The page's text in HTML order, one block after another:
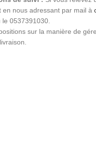
nous adressant par mail à
0537391030.
sur la manière de